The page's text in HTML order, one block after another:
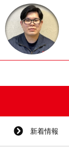
新着情報